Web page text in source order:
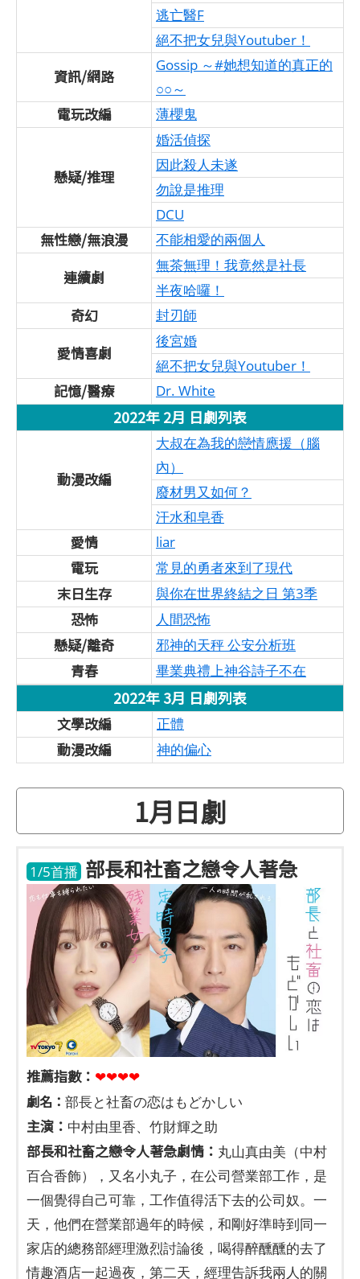
逃亡醫F
絕不把女兒與Youtuber！
資訊/網路
Gossip ～#她想知道的真正的
○○～
電玩改編 薄櫻鬼
懸疑/推理
婚活偵探
因此殺人未遂
勿說是推理
DCU
無性戀/無浪漫 不能相愛的兩個人
連續劇
無茶無理！我竟然是社長
半夜哈囉！
奇幻 封刃師
愛情喜劇
後宮婚
絕不把女兒與Youtuber！
記憶/醫療 Dr. White
2022年 2月 日劇列表
動漫改編
大叔在為我的戀情應援（腦
內）
廢材男又如何？
汗水和皂香
愛情 liar
電玩 常見的勇者來到了現代
末日生存 與你在世界終結之日 第3季
恐怖 人間恐怖
懸疑/離奇 邪神的天秤 公安分析班
青春 畢業典禮上神谷詩子不在
2022年 3月 日劇列表
文學改編 正體
動漫改編 神的偏心
1月日劇
1/5首播 部長和社畜之戀令人著急
推薦指數： ❤❤❤❤
劇名： 部長と社畜の恋はもどかしい
主演： 中村由里香、竹財輝之助
部長和社畜之戀令人著急劇情： 丸山真由美（中村
百合香飾），又名小丸子，在公司營業部工作，是
一個覺得自己可靠，工作值得活下去的公司奴。一
天，他們在營業部過年的時候，和剛好準時到同一
家店的總務部經理激烈討論後，喝得醉醺醺的去了
情趣酒店一起過夜，第二天，經理告訴我兩人的關